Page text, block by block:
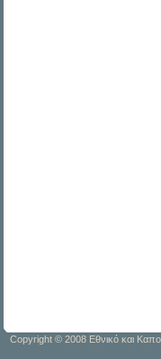
Copyright © 2008 Εθνικό και